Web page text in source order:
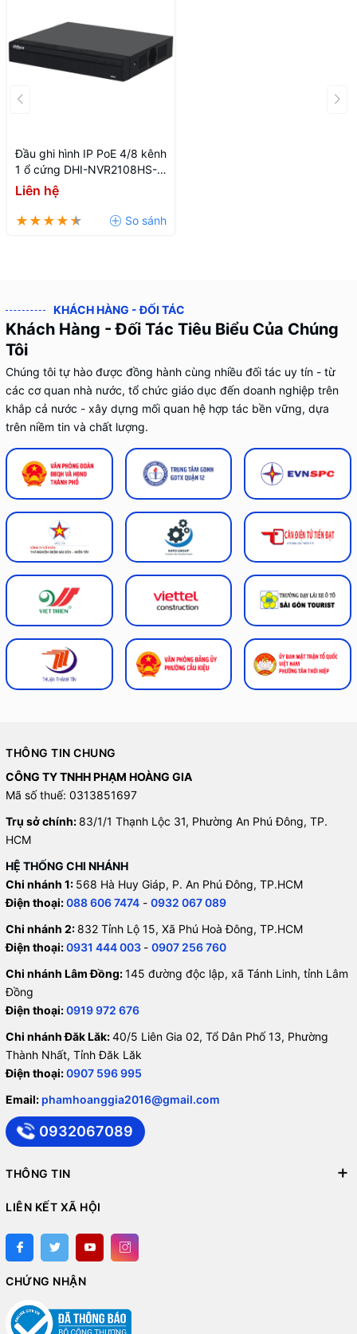
Đầu ghi hình IP PoE 4/8 kênh
1 ổ cứng DHI-NVR2108HS-
8P-4KS3
Liên hệ
KHÁCH HÀNG - ĐỐI TÁC
Khách Hàng - Đối Tác Tiêu Biểu Của Chúng
Tôi
Chúng tôi tự hào được đồng hành cùng nhiều đối tác uy tín - từ
các cơ quan nhà nước, tổ chức giáo dục đến doanh nghiệp trên
khắp cả nước - xây dựng mối quan hệ hợp tác bền vững, dựa
trên niềm tin và chất lượng.
THÔNG TIN CHUNG
CÔNG TY TNHH PHẠM HOÀNG GIA
Mã số thuế: 0313851697
Trụ sở chính: 83/1/1 Thạnh Lộc 31, Phường An Phú Đông, TP.
HCM
HỆ THỐNG CHI NHÁNH
Chi nhánh 1: 568 Hà Huy Giáp, P. An Phú Đông, TP.HCM
Điện thoại:088 606 7474 - 0932 067 089
Chi nhánh 2: 832 Tỉnh Lộ 15, Xã Phú Hoà Đông, TP.HCM
Điện thoại:0931 444 003 - 0907 256 760
Chi nhánh Lâm Đồng:145 đường độc lập, xã Tánh Linh, tỉnh Lâm
Đồng
Điện thoại:0919 972 676
Chi nhánh Đăk Lăk:40/5 Liên Gia 02, Tổ Dân Phố 13, Phường
Thành Nhất, Tỉnh Đăk Lăk
Điện thoại:0907 596 995
Email: phamhoanggia2016@gmail.com
0932067089
THÔNG TIN
LIÊN KẾT XÃ HỘI
CHỨNG NHẬN